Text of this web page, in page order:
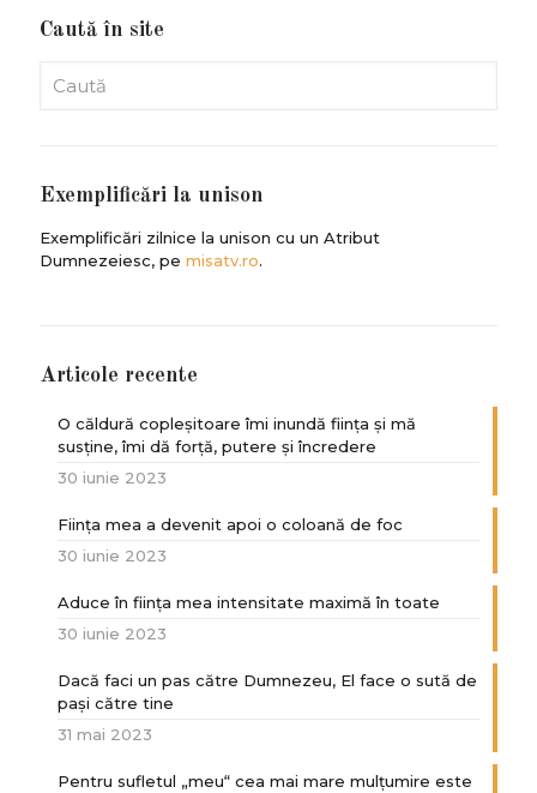
Caută în site
Exemplificări la unison
Exemplificări zilnice la unison cu un Atribut
Dumnezeiesc, pe misatv.ro.
Articole recente
O căldură copleșitoare îmi inundă ființa și mă
susține, îmi dă forță, putere și încredere
30 iunie 2023
Ființa mea a devenit apoi o coloană de foc
30 iunie 2023
Aduce în ființa mea intensitate maximă în toate
30 iunie 2023
Dacă faci un pas către Dumnezeu, El face o sută de
paşi către tine
31 mai 2023
Pentru sufletul „meu“ cea mai mare mulțumire este